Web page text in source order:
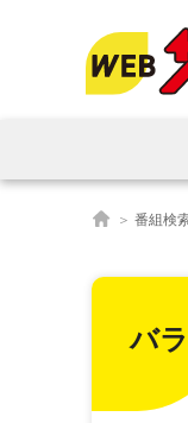
番組検
バ